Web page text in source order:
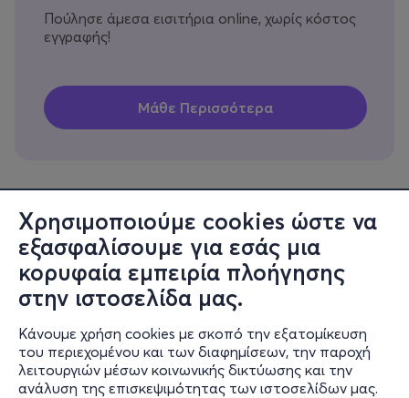
Χρησιμοποιούμε cookies ώστε να
εξασφαλίσουμε για εσάς μια
κορυφαία εμπειρία πλοήγησης
στην ιστοσελίδα μας.
Κάνουμε χρήση cookies με σκοπό την εξατομίκευση
του περιεχομένου και των διαφημίσεων, την παροχή
λειτουργιών μέσων κοινωνικής δικτύωσης και την
ανάλυση της επισκεψιμότητας των ιστοσελίδων μας.
Πούλησε άμεσα εισιτήρια online, χωρίς κόστος
εγγραφής!
Πληροφορίες
Υποστήριξη
Stay Connected